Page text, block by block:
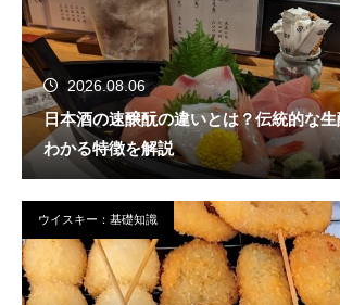
2026.08.06
日本酒の速醸酛の違いとは？伝統的な
わかる特徴を解説
ウイスキー：基礎知識